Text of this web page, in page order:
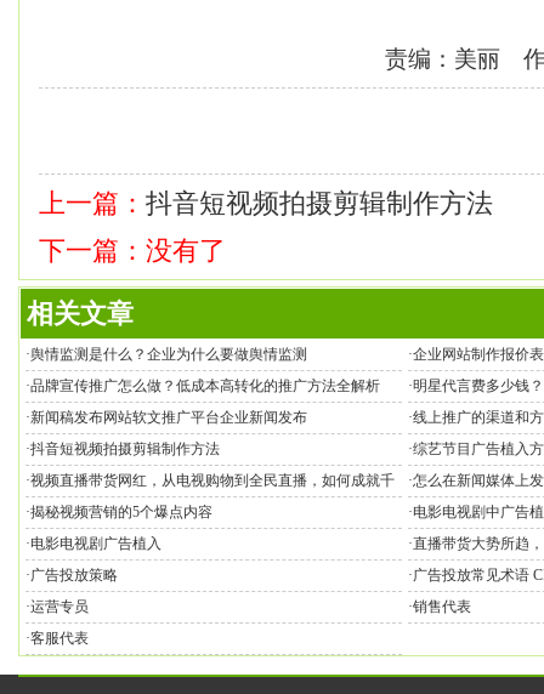
责编：美丽
上一篇： 抖音短视频拍摄剪辑制作方法
下一篇：没有了
相关文章
·舆情监测是什么？企业为什么要做舆情监测 ·企业网站制作报价
·品牌宣传推广怎么做？低成本高转化的推广方法全解析 ·明星代言费多少钱
·新闻稿发布网站软文推广平台企业新闻发布 ·线上推广的渠道和
·抖音短视频拍摄剪辑制作方法 ·综艺节目广告植入
·视频直播带货网红，从电视购物到全民直播，如何成就千
亿市场？
·怎么在新闻媒体上
·揭秘视频营销的5个爆点内容 ·电影电视剧中广告
·电影电视剧广告植入 ·直播带货大势所趋
·广告投放策略 ·广告投放常见术语
·运营专员 ·销售代表
·客服代表